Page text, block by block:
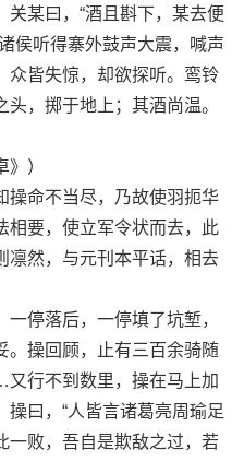
某曰，“酒且斟下，某去便
侯听得寨外鼓声大震，喊声
众皆失惊，却欲探听。鸾铃
，掷于地上；其酒尚温。
）
命不当尽，乃故使羽扼华
相要，使立军令状而去，此
凛然，与元刊本平话，相去
落后，一停填了坑堑，
。操回顾，止有三百余骑随
行不到数里，操在马上加
曰，“人皆言诸葛亮周瑜足
一败，吾自是欺敌之过，若